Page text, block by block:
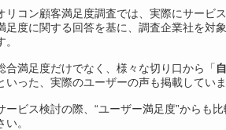
リコン顧客満足度調査では、実際にサービ
足度に関する回答を基に、調査企業社を対
。
合満足度だけでなく、様々な切り口から「
いった、実際のユーザーの声も掲載していま
ービス検討の際、“ユーザー満足度”からも
い。